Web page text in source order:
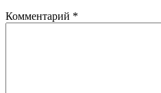
Комментарий *